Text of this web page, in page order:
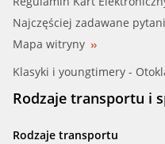
Najczęściej zadawane
Mapa witryny
Klasyki i youngtimery -
Rodzaje transportu i
Rodzaje transportu